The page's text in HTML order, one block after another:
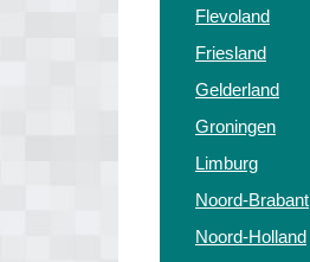
Flevoland
Friesland
Gelderland
Groningen
Limburg
Noord-Brabant
Noord-Holland